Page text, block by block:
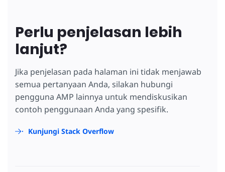
Perlu penjelasan lebih
lanjut?
Jika penjelasan pada halaman ini tidak menjawab
semua pertanyaan Anda, silakan hubungi
pengguna AMP lainnya untuk mendiskusikan
contoh penggunaan Anda yang spesifik.
Kunjungi Stack Overflow